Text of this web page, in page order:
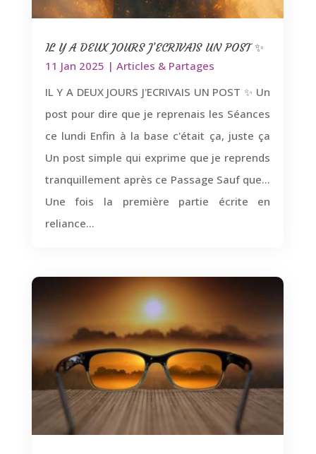
IL Y A DEUX JOURS J’ECRIVAIS UN POST ✨
11 Jan 2025 | Articles & Partages
IL Y A DEUX JOURS J'ECRIVAIS UN POST ✨ Un
post pour dire que je reprenais les Séances
ce lundi Enfin à la base c'était ça, juste ça
Un post simple qui exprime que je reprends
tranquillement après ce Passage Sauf que...
Une fois la première partie écrite en
reliance...